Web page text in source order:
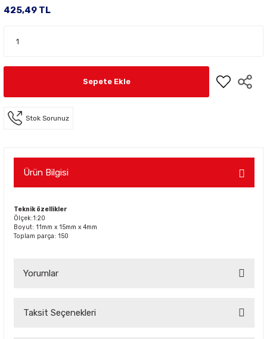
425,49 TL
Sepete Ekle
Stok Sorunuz
Ürün Bilgisi
Teknik özellikler
Ölçek:1:20
Boyut: 11mm x 15mm x 4mm
Toplam parça: 150
Yorumlar
Taksit Seçenekleri